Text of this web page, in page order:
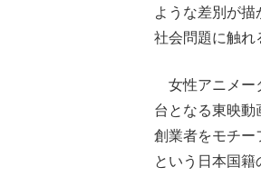
ような差別が
社会問題に触れ
女性アニメー
台となる東映
創業者をモチー
という日本国籍